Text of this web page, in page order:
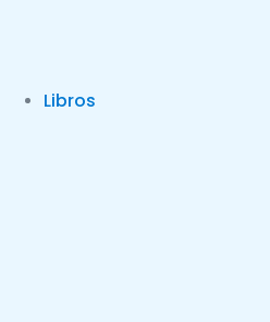
Libros